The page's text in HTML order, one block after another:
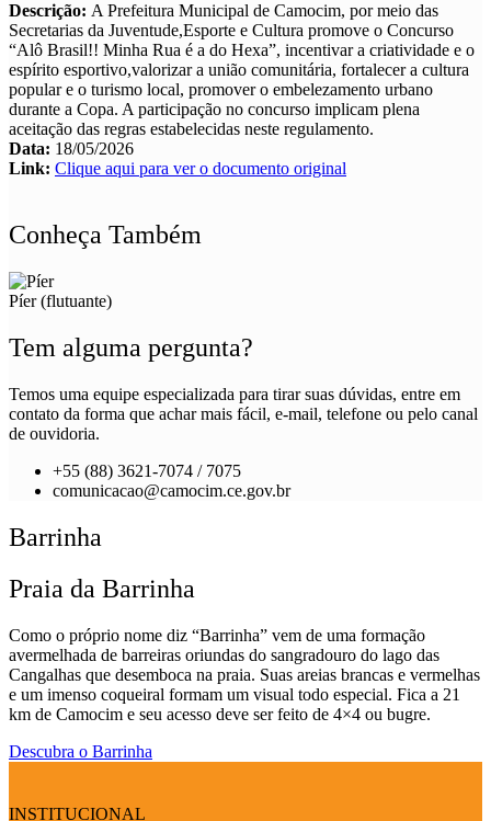
Descrição: A Prefeitura Municipal de Camocim, por meio das
Secretarias da Juventude,Esporte e Cultura promove o Concurso
“Alô Brasil!! Minha Rua é a do Hexa”, incentivar a criatividade e o
espírito esportivo,valorizar a união comunitária, fortalecer a cultura
popular e o turismo local, promover o embelezamento urbano
durante a Copa. A participação no concurso implicam plena
aceitação das regras estabelecidas neste regulamento.
Data: 18/05/2026
Link: Clique aqui para ver o documento original
Conheça Também
Píer (flutuante)
Tem alguma pergunta?
Temos uma equipe especializada para tirar suas dúvidas, entre em
contato da forma que achar mais fácil, e-mail, telefone ou pelo canal
de ouvidoria.
+55 (88) 3621-7074 / 7075
comunicacao@camocim.ce.gov.br
Barrinha
Praia da Barrinha
Como o próprio nome diz “Barrinha” vem de uma formação
avermelhada de barreiras oriundas do sangradouro do lago das
Cangalhas que desemboca na praia. Suas areias brancas e vermelhas
e um imenso coqueiral formam um visual todo especial. Fica a 21
km de Camocim e seu acesso deve ser feito de 4×4 ou bugre.
Descubra o Barrinha
INSTITUCIONAL